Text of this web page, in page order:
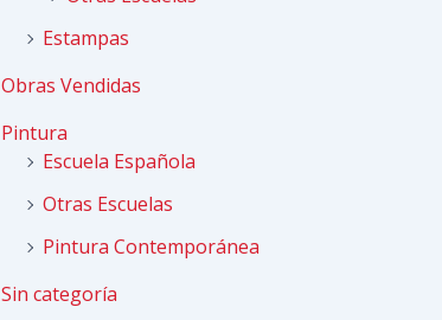
Estampas
Obras Vendidas
Pintura
Escuela Española
Otras Escuelas
Pintura Contemporánea
Sin categoría